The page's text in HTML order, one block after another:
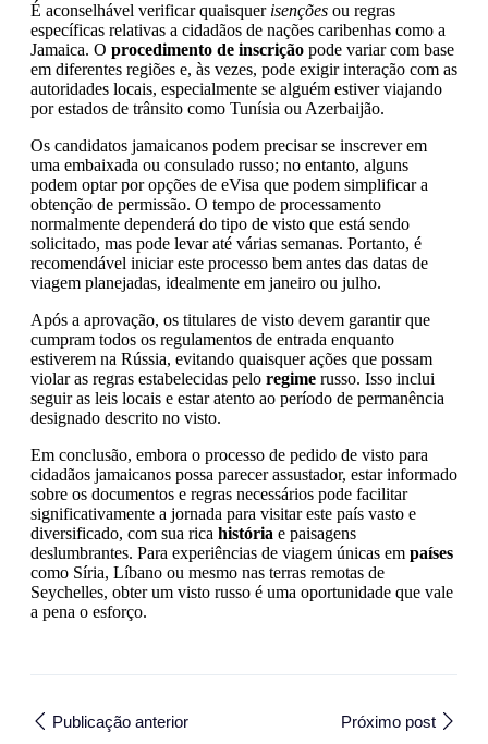
É aconselhável verificar quaisquer isenções ou regras
específicas relativas a cidadãos de nações caribenhas como a
Jamaica. O procedimento de inscrição pode variar com base
em diferentes regiões e, às vezes, pode exigir interação com as
autoridades locais, especialmente se alguém estiver viajando
por estados de trânsito como Tunísia ou Azerbaijão.
Os candidatos jamaicanos podem precisar se inscrever em
uma embaixada ou consulado russo; no entanto, alguns
podem optar por opções de eVisa que podem simplificar a
obtenção de permissão. O tempo de processamento
normalmente dependerá do tipo de visto que está sendo
solicitado, mas pode levar até várias semanas. Portanto, é
recomendável iniciar este processo bem antes das datas de
viagem planejadas, idealmente em janeiro ou julho.
Após a aprovação, os titulares de visto devem garantir que
cumpram todos os regulamentos de entrada enquanto
estiverem na Rússia, evitando quaisquer ações que possam
violar as regras estabelecidas pelo regime russo. Isso inclui
seguir as leis locais e estar atento ao período de permanência
designado descrito no visto.
Em conclusão, embora o processo de pedido de visto para
cidadãos jamaicanos possa parecer assustador, estar informado
sobre os documentos e regras necessários pode facilitar
significativamente a jornada para visitar este país vasto e
diversificado, com sua rica história e paisagens
deslumbrantes. Para experiências de viagem únicas em países
como Síria, Líbano ou mesmo nas terras remotas de
Seychelles, obter um visto russo é uma oportunidade que vale
a pena o esforço.
Publicação anterior Próximo post